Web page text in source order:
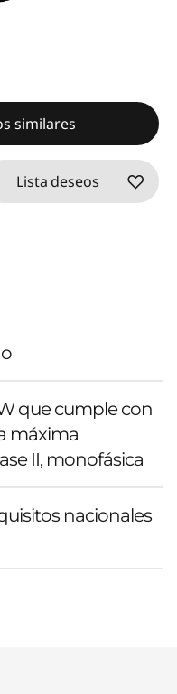
similares
Lista deseos
que cumple con
máxima
II, monofásica
nacionales